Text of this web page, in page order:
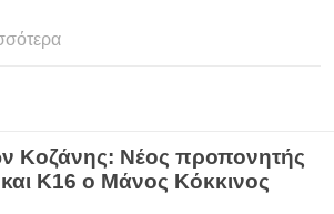
Κοζάνης: Νέος προπονητής
Κ16 ο Μάνος Κόκκινος